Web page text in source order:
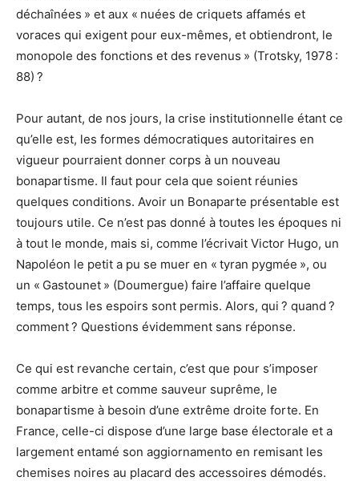
déchaînées » et aux « nuées de criquets affamés et
voraces qui exigent pour eux-mêmes, et obtiendront, le
monopole des fonctions et des revenus » (Trotsky, 1978 :
88) ?
Pour autant, de nos jours, la crise institutionnelle étant ce
qu’elle est, les formes démocratiques autoritaires en
vigueur pourraient donner corps à un nouveau
bonapartisme. Il faut pour cela que soient réunies
quelques conditions. Avoir un Bonaparte présentable est
toujours utile. Ce n’est pas donné à toutes les époques ni
à tout le monde, mais si, comme l’écrivait Victor Hugo, un
Napoléon le petit a pu se muer en « tyran pygmée », ou
un « Gastounet » (Doumergue) faire l’affaire quelque
temps, tous les espoirs sont permis. Alors, qui ? quand ?
comment ? Questions évidemment sans réponse.
Ce qui est revanche certain, c’est que pour s’imposer
comme arbitre et comme sauveur suprême, le
bonapartisme à besoin d’une extrême droite forte. En
France, celle-ci dispose d’une large base électorale et a
largement entamé son aggiornamento en remisant les
chemises noires au placard des accessoires démodés.